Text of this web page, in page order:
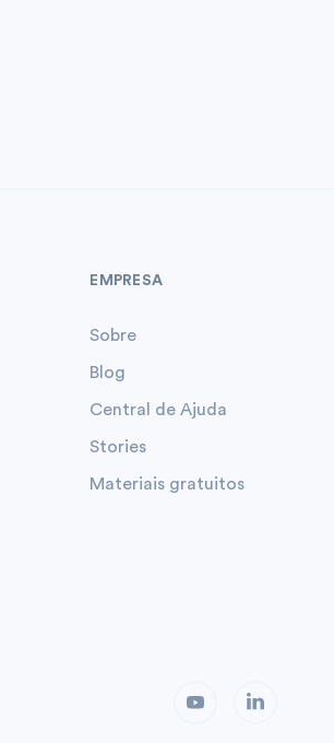
EMPRESA
Sobre
Blog
Central de Ajuda
Stories
Materiais gratuitos